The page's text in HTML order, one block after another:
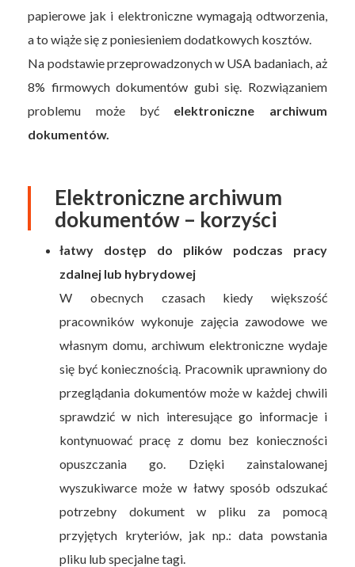
papierowe jak i elektroniczne wymagają odtworzenia,
a to wiąże się z poniesieniem dodatkowych kosztów.
Na podstawie przeprowadzonych w USA badaniach, aż
8% firmowych dokumentów gubi się. Rozwiązaniem
problemu może być elektroniczne archiwum
dokumentów.
Elektroniczne archiwum
dokumentów – korzyści
łatwy dostęp do plików podczas pracy
zdalnej lub hybrydowej
W obecnych czasach kiedy większość
pracowników wykonuje zajęcia zawodowe we
własnym domu, archiwum elektroniczne wydaje
się być koniecznością. Pracownik uprawniony do
przeglądania dokumentów może w każdej chwili
sprawdzić w nich interesujące go informacje i
kontynuować pracę z domu bez konieczności
opuszczania go. Dzięki zainstalowanej
wyszukiwarce może w łatwy sposób odszukać
potrzebny dokument w pliku za pomocą
przyjętych kryteriów, jak np.: data powstania
pliku lub specjalne tagi.